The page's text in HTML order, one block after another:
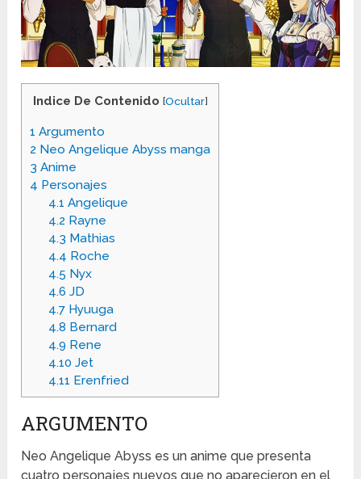
Indice De Contenido [Ocultar]
1 Argumento
2 Neo Angelique Abyss manga
3 Anime
4 Personajes
4.1 Angelique
4.2 Rayne
4.3 Mathias
4.4 Roche
4.5 Nyx
4.6 JD
4.7Hyuuga
4.8 Bernard
4.9 Rene
4.10 Jet
4.11 Erenfried
ARGUMENTO
Neo Angelique Abyss es un anime que presenta
cuatro personajes nuevos que no aparecieron en el